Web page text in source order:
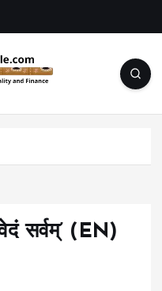
सर्वम्’ (EN)